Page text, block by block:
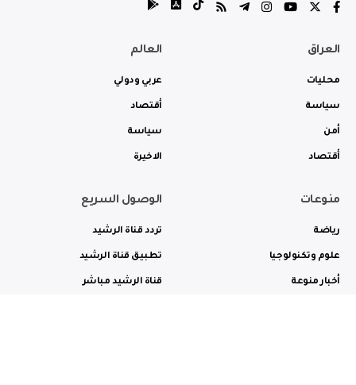
العراق
محليات
سياسة
أمن
أقتصاد
العالم
عربي ودولي
أقتصاد
سياسة
الاخيرة
منوعات
رياضة
علوم وتكنولوجيا
أخبار منوعة
الوصول السريع
تردد قناة الرشيد
تطبيق قناة الرشيد
قناة الرشيد مباشر